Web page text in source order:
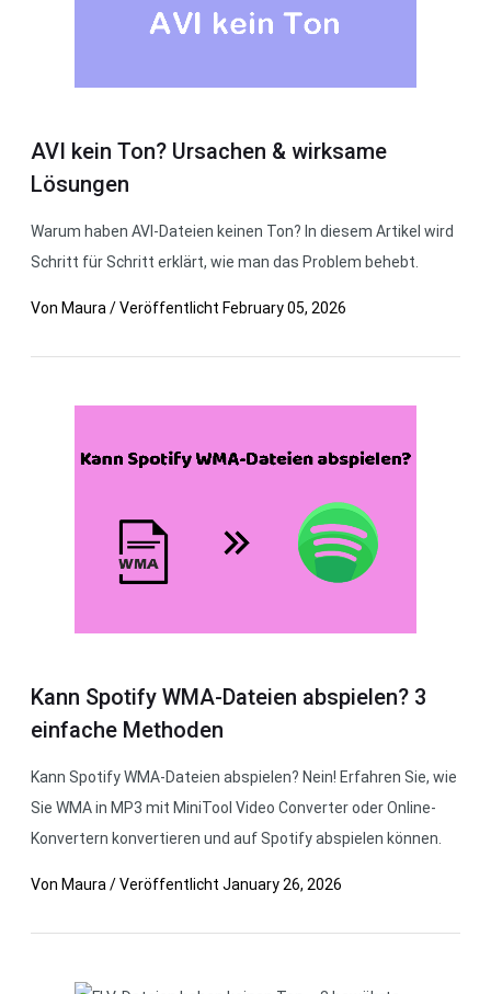
AVI kein Ton? Ursachen & wirksame
Lösungen
Warum haben AVI-Dateien keinen Ton? In diesem Artikel wird
Schritt für Schritt erklärt, wie man das Problem behebt.
Von Maura /Veröffentlicht February 05, 2026
Kann Spotify WMA-Dateien abspielen? 3
einfache Methoden
Kann Spotify WMA-Dateien abspielen? Nein! Erfahren Sie, wie
Sie WMA in MP3 mit MiniTool Video Converter oder Online-
Konvertern konvertieren und auf Spotify abspielen können.
Von Maura /Veröffentlicht January 26, 2026